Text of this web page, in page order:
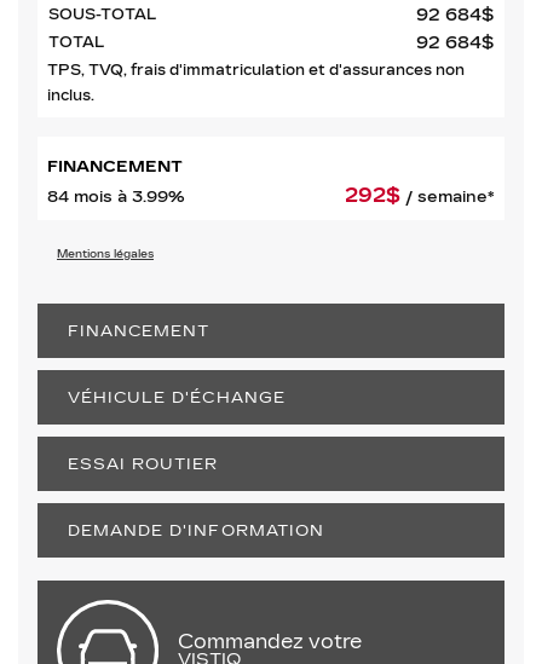
SOUS-TOTAL 92 684$
TOTAL 92 684$
TPS, TVQ, frais d'immatriculation et d'assurances non
inclus.
FINANCEMENT
84 mois à 3.99%
292$ / semaine*
Mentions légales
FINANCEMENT
VÉHICULE D'ÉCHANGE
ESSAI ROUTIER
DEMANDE D'INFORMATION
Commandez votre